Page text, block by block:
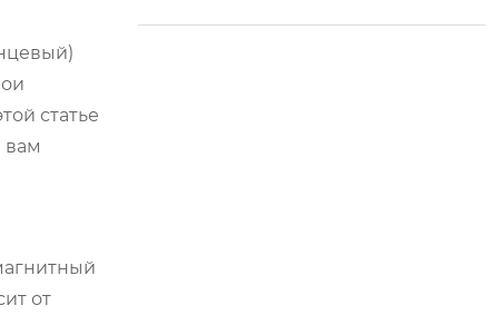
статье
вам
от
эру в управлении с